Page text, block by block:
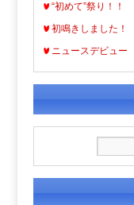
“初めて”祭り！！
初鳴きしました！
ニュースデビュー